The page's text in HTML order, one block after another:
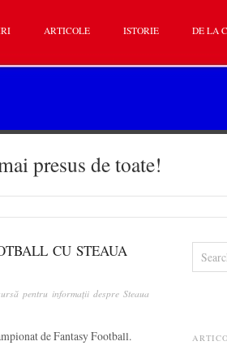
ARTICOLE ISTORIE DE LA
presus de toate!
CU STEAUA
pentru informații despre Steaua
de Fantasy Football.